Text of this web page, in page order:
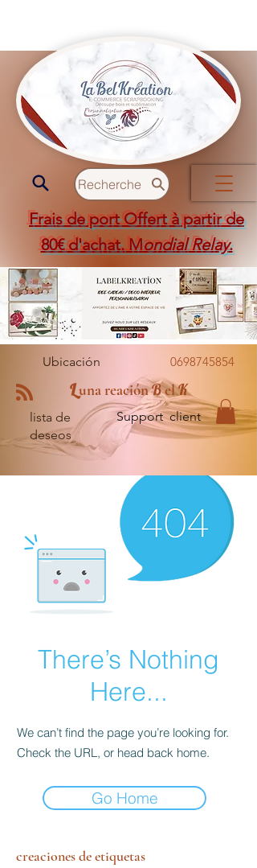
Recherche
Frais de port Offert à partir de
80€ d'achat. Mondial Relay.
Ubicación 0698745854
Luna reaciónBelK
lista de
deseos
Support client
There’s Nothing
Here...
We can’t find the page you’re looking for.
Check the URL, or head back home.
Go Home
creaciones de etiquetas